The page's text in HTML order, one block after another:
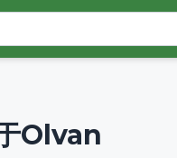
Olvan